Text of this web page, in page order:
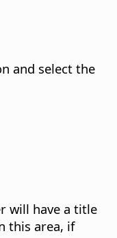
and select the
will have a title
this area, if